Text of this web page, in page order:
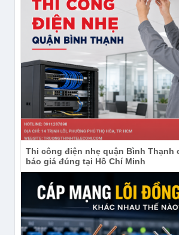
Thi công điện nhẹ quận Bình Thạnh
báo giá đúng tại Hồ Chí Minh